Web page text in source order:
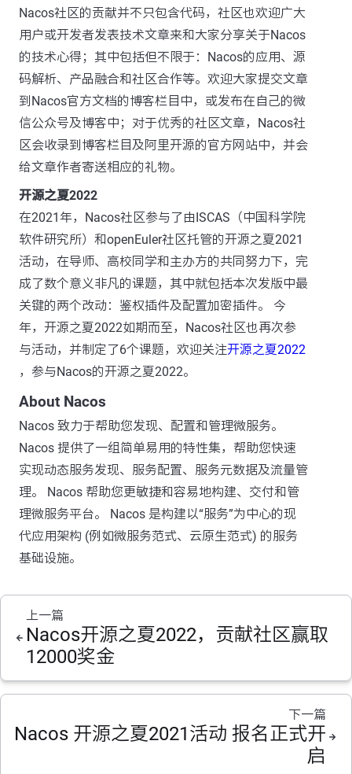
Nacos社区的贡献并不只包含代码，社区也欢迎广大
用户或开发者发表技术文章来和大家分享关于Nacos
的技术心得；其中包括但不限于：Nacos的应用、源
码解析、产品融合和社区合作等。欢迎大家提交文章
到Nacos官方文档的博客栏目中，或发布在自己的微
信公众号及博客中；对于优秀的社区文章，Nacos社
区会收录到博客栏目及阿里开源的官方网站中，并会
给文章作者寄送相应的礼物。
开源之夏2022
在2021年，Nacos社区参与了由ISCAS（中国科学院
软件研究所）和openEuler社区托管的开源之夏2021
活动，在导师、高校同学和主办方的共同努力下，完
成了数个意义非凡的课题，其中就包括本次发版中最
关键的两个改动：鉴权插件及配置加密插件。 今
年，开源之夏2022如期而至，Nacos社区也再次参
与活动，并制定了6个课题，欢迎关注开源之夏2022
，参与Nacos的开源之夏2022。
About Nacos
Nacos 致力于帮助您发现、配置和管理微服务。
Nacos 提供了一组简单易用的特性集，帮助您快速
实现动态服务发现、服务配置、服务元数据及流量管
理。 Nacos 帮助您更敏捷和容易地构建、交付和管
理微服务平台。 Nacos 是构建以“服务”为中心的现
代应用架构 (例如微服务范式、云原生范式) 的服务
基础设施。
上一篇
Nacos开源之夏2022，贡献社区赢取
12000奖金
下一篇
Nacos 开源之夏2021活动 报名正式开
启